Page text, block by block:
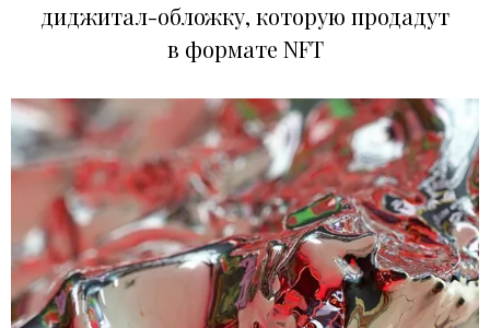
диджитал-обложку, которую продадут
в формате NFT